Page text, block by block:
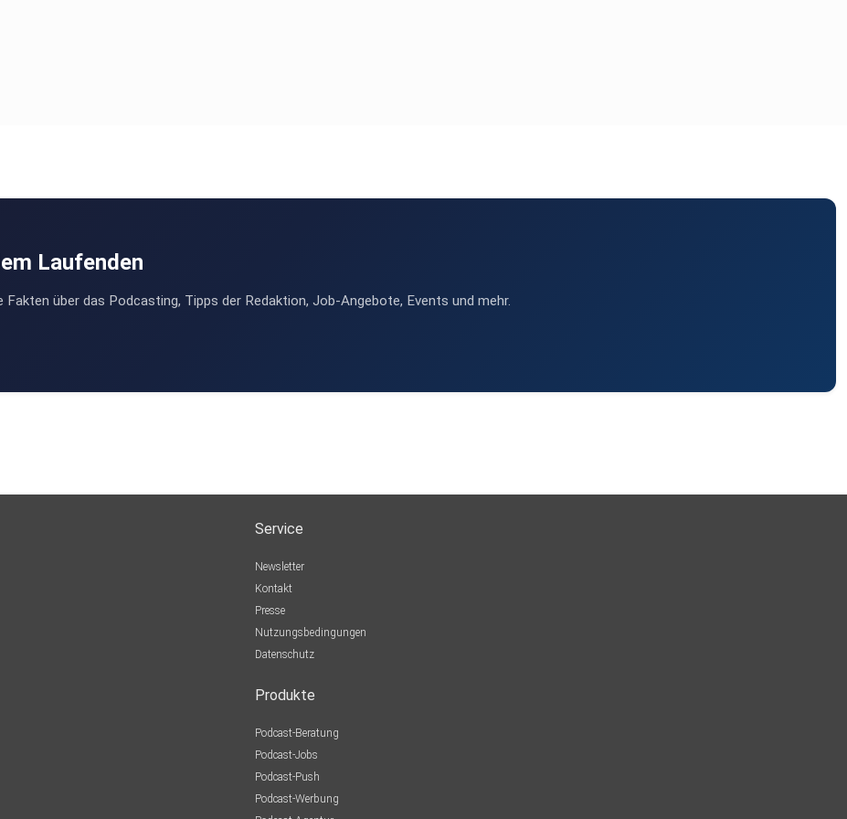
Laufenden
über das Podcasting, Tipps der Redaktion, Job-Angebote, Events und mehr.
Service
Newsletter
Kontakt
Presse
Nutzungsbedingungen
Datenschutz
Produkte
Podcast-Beratung
Podcast-Jobs
Podcast-Push
Podcast-Werbung